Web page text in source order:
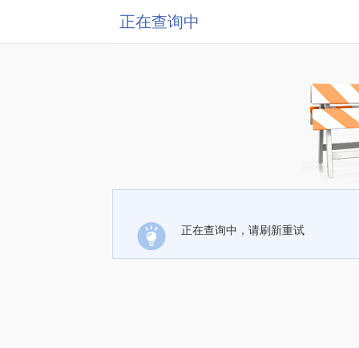
正在查询中
正在查询中，请刷新重试